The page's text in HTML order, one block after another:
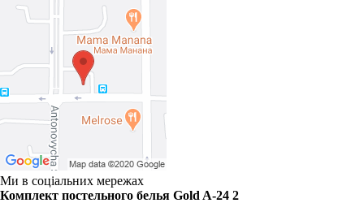
Ми в соціальних мережах
Комплект постельного белья Gold A-24 2